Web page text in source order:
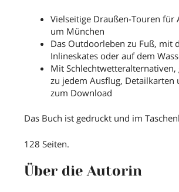
Vielseitige Draußen-Touren für
um München
Das Outdoorleben zu Fuß, mit
Inlineskates oder auf dem
Mit Schlechtwetteralternativen,
zu jedem Ausflug, Detailkarten
zum Download
Das Buch ist gedruckt und im
128 Seiten.
Über die Autorin